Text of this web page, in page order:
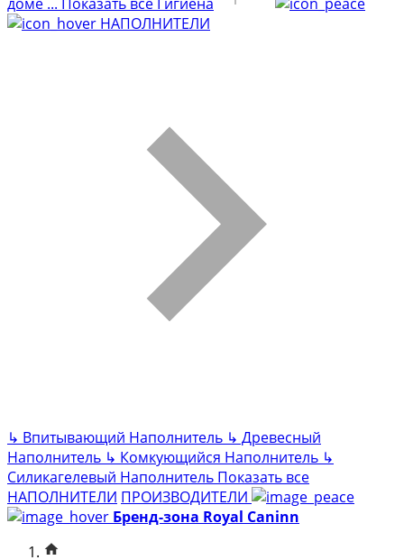
НАПОЛНИТЕЛИ
↳ Впитывающий Наполнитель ↳ Древесный
Наполнитель ↳ Комкующийся Наполнитель ↳
Силикагелевый Наполнитель Показать все
НАПОЛНИТЕЛИ ПРОИЗВОДИТЕЛИ
Бренд-зона Royal Caninn